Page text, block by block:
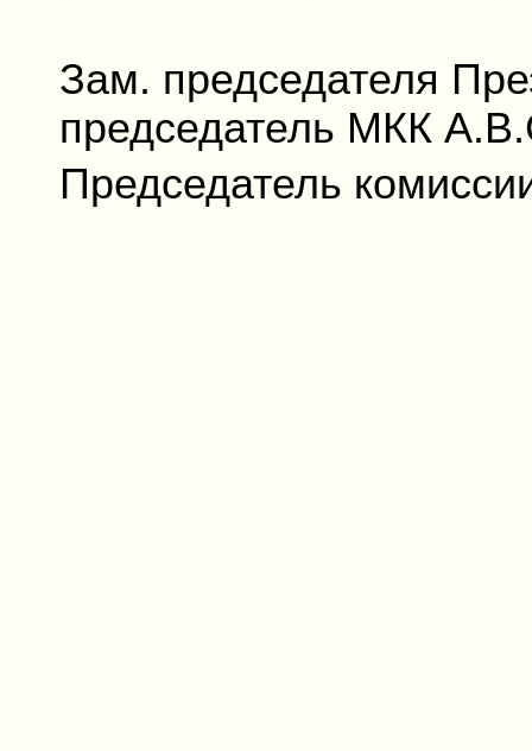
Зам. председателя
председатель МКК
Председатель